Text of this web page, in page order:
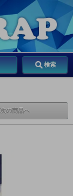
検索
次の商品へ